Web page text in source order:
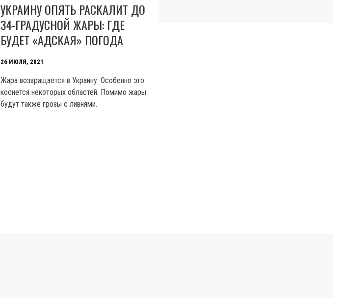
УКРАИНУ ОПЯТЬ РАСКАЛИТ ДО
34-ГРАДУСНОЙ ЖАРЫ: ГДЕ
БУДЕТ «АДСКАЯ» ПОГОДА
26 ИЮЛЯ, 2021
Жара возвращается в Украину. Особенно это
коснется некоторых областей. Помимо жары
будут также грозы с ливнями.